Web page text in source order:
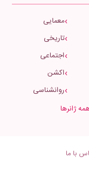
معمایی
تاریخی
اجتماعی
اکشن
روانشناسی
ژانرها
با ما